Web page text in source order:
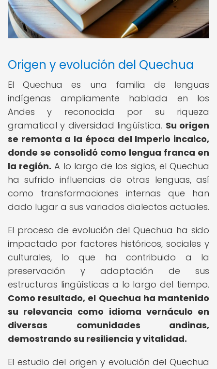
Origen y evolución del Quechua
El Quechua es una familia de lenguas
indígenas ampliamente hablada en los
Andes y reconocida por su riqueza
gramatical y diversidad lingüística. Su origen
se remonta a la época del Imperio incaico,
donde se consolidó como lengua franca en
la región. A lo largo de los siglos, el Quechua
ha sufrido influencias de otras lenguas, así
como transformaciones internas que han
dado lugar a sus variados dialectos actuales.
El proceso de evolución del Quechua ha sido
impactado por factores históricos, sociales y
culturales, lo que ha contribuido a la
preservación y adaptación de sus
estructuras lingüísticas a lo largo del tiempo.
Como resultado, el Quechua ha mantenido
su relevancia como idioma vernáculo en
diversas comunidades andinas,
demostrando su resiliencia y vitalidad.
El estudio del origen y evolución del Quechua